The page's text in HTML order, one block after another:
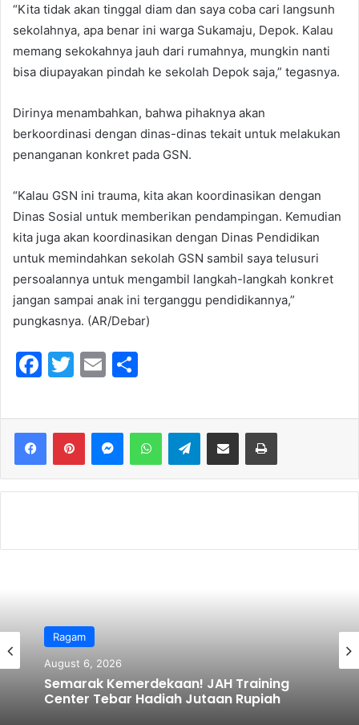
“Kita tidak akan tinggal diam dan saya coba cari langsunh
sekolahnya, apa benar ini warga Sukamaju, Depok. Kalau
memang sekokahnya jauh dari rumahnya, mungkin nanti
bisa diupayakan pindah ke sekolah Depok saja,” tegasnya.
Dirinya menambahkan, bahwa pihaknya akan
berkoordinasi dengan dinas-dinas tekait untuk melakukan
penanganan konkret pada GSN.
“Kalau GSN ini trauma, kita akan koordinasikan dengan
Dinas Sosial untuk memberikan pendampingan. Kemudian
kita juga akan koordinasikan dengan Dinas Pendidikan
untuk memindahkan sekolah GSN sambil saya telusuri
persoalannya untuk mengambil langkah-langkah konkret
jangan sampai anak ini terganggu pendidikannya,”
pungkasnya. (AR/Debar)
F
c
e
b
o
k
T
itt
er
E
ai
l
ar
e
Telegram
Ragam
August 6, 2026
Semarak Kemerdekaan! JAH Training
Center Tebar Hadiah Jutaan Rupiah
Peristiwa
August 6, 2026